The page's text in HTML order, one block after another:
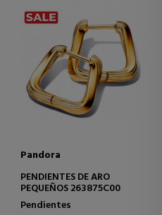
Pandora
PENDIENTES DE ARO
PEQUEÑOS 263875C00
Pendientes